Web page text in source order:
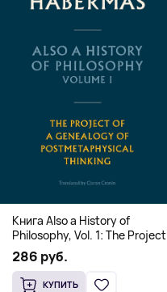
Книга Also a History of
Philosophy, Vol. 1: The Project
of a Genealogy of
Postmetaphysical Thinking
(Твердый переплет)
286 руб.
КУПИТЬ